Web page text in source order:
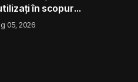
în scopuri
public
05, 2026